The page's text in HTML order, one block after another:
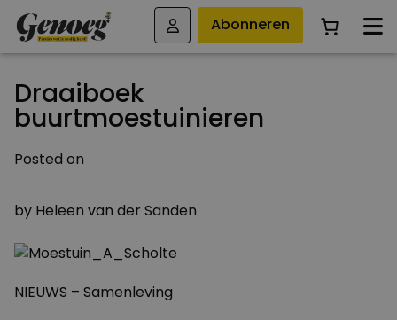
Abonneren
Draaiboek
buurtmoestuinieren
Posted on
by Heleen van der Sanden
NIEUWS – Samenleving